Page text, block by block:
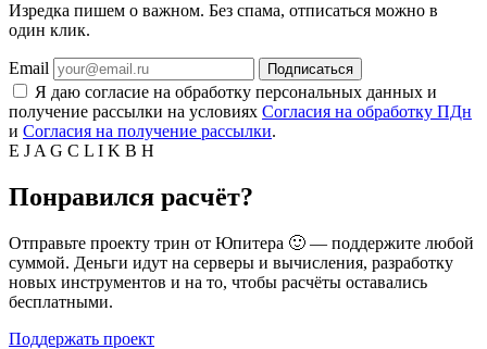
Изредка пишем о важном. Без спама, отписаться можно в
один клик.
Email Подписаться
Я даю согласие на обработку персональных данных и
получение рассылки на условиях Согласия на обработку ПДн
и Согласия на получение рассылки.
E J A G C L I K B H
Понравился расчёт?
Отправьте проекту трин от Юпитера 🙂 — поддержите любой
суммой. Деньги идут на серверы и вычисления, разработку
новых инструментов и на то, чтобы расчёты оставались
бесплатными.
Поддержать проект